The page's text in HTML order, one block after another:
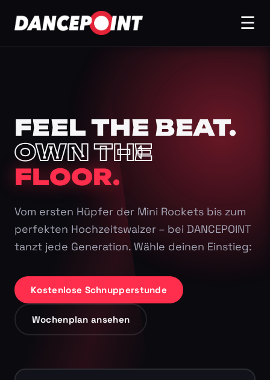
☰
FEEL THE BEAT.
OWN THE
FLOOR.
Vom ersten Hüpfer der Mini Rockets bis zum
perfekten Hochzeitswalzer – bei DANCEPOINT
tanzt jede Generation. Wähle deinen Einstieg:
Kostenlose Schnupperstunde
Wochenplan ansehen